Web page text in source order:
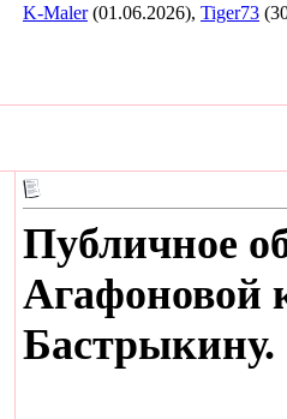
K-Maler(01.06.2026), Tiger73
Публичное
Агафоновой
Бастрыкину.